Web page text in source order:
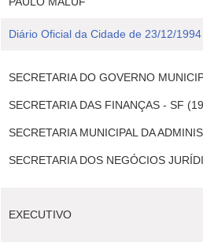
Diário Oficial da Cidade de 23/12/
SECRETARIA DO GOVERNO
SECRETARIA DAS FINANÇAS - SF
SECRETARIA MUNICIPAL DA
SECRETARIA DOS NEGÓCIOS
EXECUTIVO